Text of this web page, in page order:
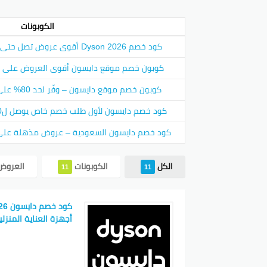
خصم
روح
ليه
الكوبونات
كود خصم Dyson 2026 أقوى عروض تصل حتى 50% على جميع الأجهزة
كوبون خصم موقع دايسون أقوى العروض على
كوبون خصم موقع دايسون – وفّر لحد 80% على أفضل الأجهزة المنزلية
كود خصم دايسون لأول طلب خصم خاص يوصل ل50% على أول عملية شراء
كود خصم دايسون السعودية – عروض مذهلة
الكل 11 الكوبونات 11
أجهزة العناية